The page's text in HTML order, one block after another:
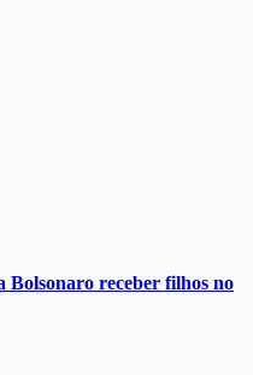
Bolsonaro receber filhos no